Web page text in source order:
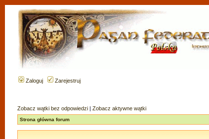
Zaloguj Zarejestruj
Zobacz wątki bez odpowiedzi | Zobacz aktywne wątki
Strona główna forum